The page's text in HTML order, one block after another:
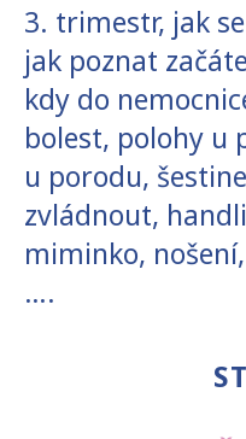
3. trimestr, jak
jak poznat
kdy do
bolest, polohy u
u porodu,
zvládnout,
miminko,
….